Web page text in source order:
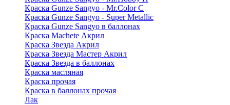
Краска Gunze Sangyo - Mr.Color C
Краска Gunze Sangyo - Super Metallic
Краска Gunze Sangyo в баллонах
Краска Machete Акрил
Краска Звезда Акрил
Краска Звезда Мастер Акрил
Краска Звезда в баллонах
Краска масляная
Краска прочая
Краска в баллонах прочая
Лак